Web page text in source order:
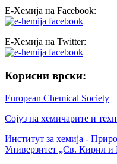
Е-Хемија на Facebook:
Е-Хемија на Twitter:
Корисни врски:
European Chemical Society
Сојуз на хемичарите и
Институт за хемија -
Универзитет „Св. Кирил и